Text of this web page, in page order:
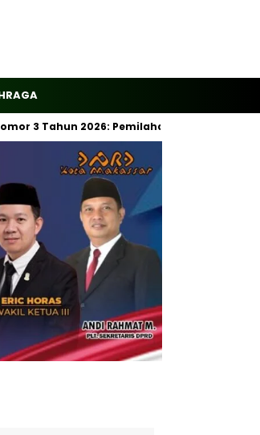
2026: Pemilahan Sampah Wajib